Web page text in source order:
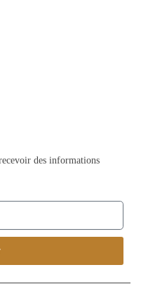
des informations